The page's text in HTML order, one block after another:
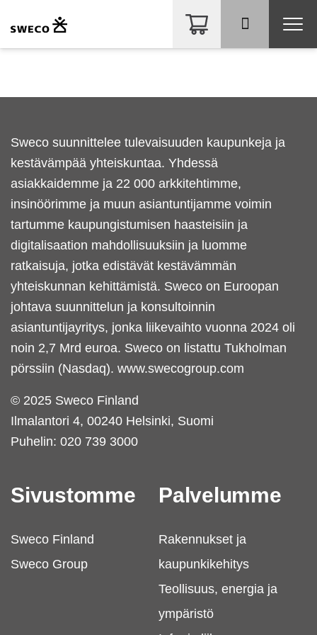
Kirjoita mitä etsit?
Glömt ditt lösenord?
Sweco suunnittelee tulevaisuuden kaupunkeja ja
kestävämpää yhteiskuntaa. Yhdessä
asiakkaidemme ja 22 000 arkkitehtimme,
insinöörimme ja muun asiantuntijamme voimin
tartumme kaupungistumisen haasteisiin ja
digitalisaation mahdollisuuksiin ja luomme
ratkaisuja, jotka edistävät kestävämmän
yhteiskunnan kehittämistä. Sweco on Euroopan
johtava suunnittelun ja konsultoinnin
asiantuntijayritys, jonka liikevaihto vuonna 2024 oli
noin 2,7 Mrd euroa. Sweco on listattu Tukholman
pörssiin (Nasdaq). www.swecogroup.com
© 2025 Sweco Finland
Ilmalantori 4, 00240 Helsinki, Suomi
Puhelin: 020 739 3000
Sivustomme
Sweco Finland
Sweco Group
Palvelumme
Rakennukset ja
kaupunkikehitys
Teollisuus, energia ja
ympäristö